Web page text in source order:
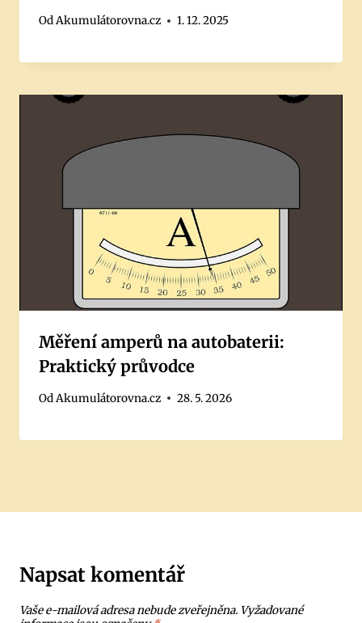
OdAkumulátorovna.cz 1. 12. 2025
Měření amperů na autobaterii:
Praktický průvodce
OdAkumulátorovna.cz 28. 5. 2026
Napsat komentář
Vaše e-mailová adresa nebude zveřejněna. Vyžadované